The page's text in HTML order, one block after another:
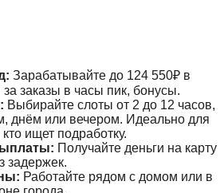
Зарабатывайте до 124 550₽ в
заказы в часы пик, бонусы.
Выбирайте слоты от 2 до 12 часов,
днём или вечером. Идеально для
ищет подработку.
Получайте деньги на карту
задержек.
Работайте рядом с домом или в